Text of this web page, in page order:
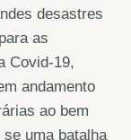
desastres
as
Covid-19,
andamento
ao bem
uma batalha